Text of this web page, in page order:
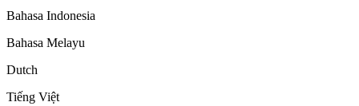
Bahasa Indonesia
Bahasa Melayu
Dutch
Tiếng Việt